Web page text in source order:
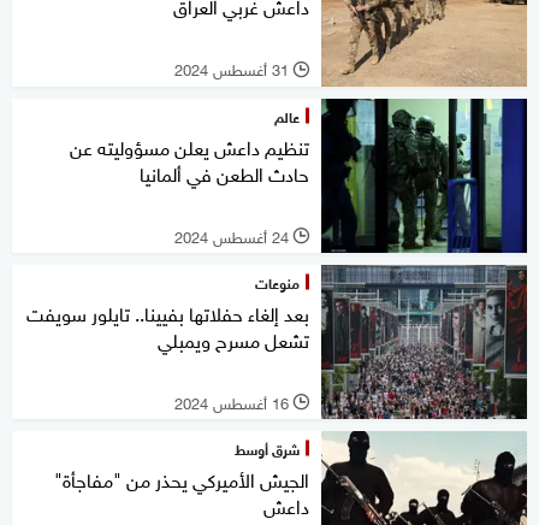
l 31 أغسطس 2024
عالم
تنظيم داعش يعلن مسؤوليته عن
حادث الطعن في ألمانيا
l 24 أغسطس 2024
منوعات
بعد إلغاء حفلاتها بفيينا.. تايلور سويفت
تشعل مسرح ويمبلي
l 16 أغسطس 2024
شرق أوسط
الجيش الأميركي يحذر من "مفاجأة"
داعش